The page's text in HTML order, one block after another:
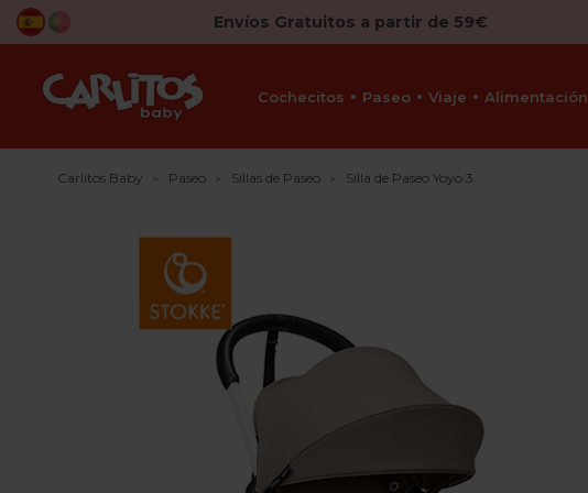
Envíos Gratuitos a partir de 59€
Cochecitos Paseo Viaje Alimentación
Carlitos Baby Paseo Sillas de Paseo Silla de Paseo Yoyo 3